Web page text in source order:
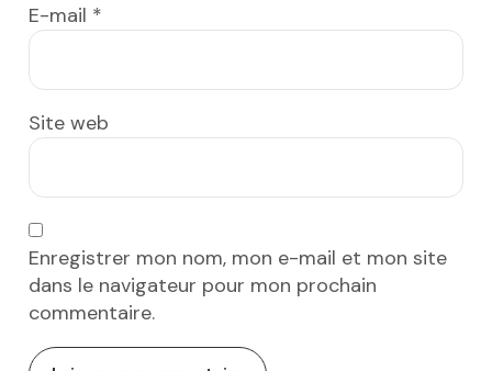
E-mail *
Site web
Enregistrer mon nom, mon e-mail et mon site
dans le navigateur pour mon prochain
commentaire.